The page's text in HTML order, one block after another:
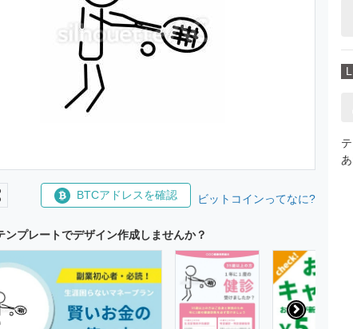
BTCアドレスを確認 ビットコインってなに?
ンプレートでデザイン作成しませんか？
L